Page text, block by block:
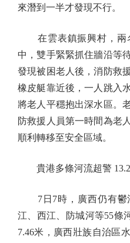
來潛到一半才發現不行。
在雲表鎮振興村，兩
中，雙手緊緊抓住牆沿等
發現被困老人後，消防救
橡皮艇靠近後，一人跳入
將老人平穩抱出深水區。
防救援人員第一時間為老
順利轉移至安全區域。
貴港多條河流超警 13.2
7日7時，廣西仍有鬱
江、西江、防城河等55條
7.46米，廣西壯族自治區